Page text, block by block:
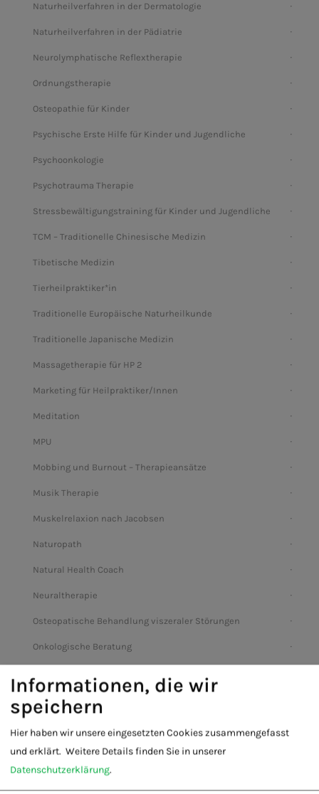
Naturheilverfahren in der Dermatologie
Naturheilverfahren in der Pädiatrie
Neurolymphatische Reflextherapie
Ordnungstherapie
Osteopathie für Kinder
Psychische Erste Hilfe für Kinder und Jugendliche
Psychoonkologie
Psychotrauma Therapie
Stressbewältigungstraining für Kinder und Jugendliche
TCM – Traditionelle Chinesische Medizin
Tibetische Medizin
Tierheilpraktiker*in
Traditionelle Europäische Naturheilkunde
Traditionelle Japanische Medizin
Massagetherapie für HP 2
Marketing für Heilpraktiker/Innen
Meditation
MPU
Mobbing und Burnout – Therapieansätze
Musik Therapie
Muskelrelaxion nach Jacobsen
Naturopath
Natural Health Coach
Neuraltherapie
Osteopatische Behandlung viszeraler Störungen
Onkologische Beratung
Praxis
Phytotherapie
Psychotherapie
Informationen, die wir
speichern
Hier haben wir unsere eingesetzten Cookies zusammengefasst
und erklärt. Weitere Details finden Sie in unserer
Datenschutzerklärung.